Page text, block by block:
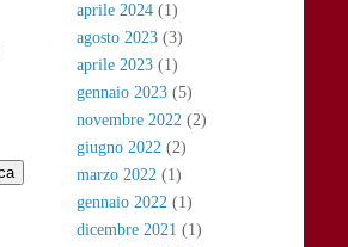
aprile 2024 (1)
agosto 2023 (3)
aprile 2023 (1)
gennaio 2023 (5)
novembre 2022 (2)
giugno 2022 (2)
marzo 2022 (1)
gennaio 2022 (1)
dicembre 2021 (1)